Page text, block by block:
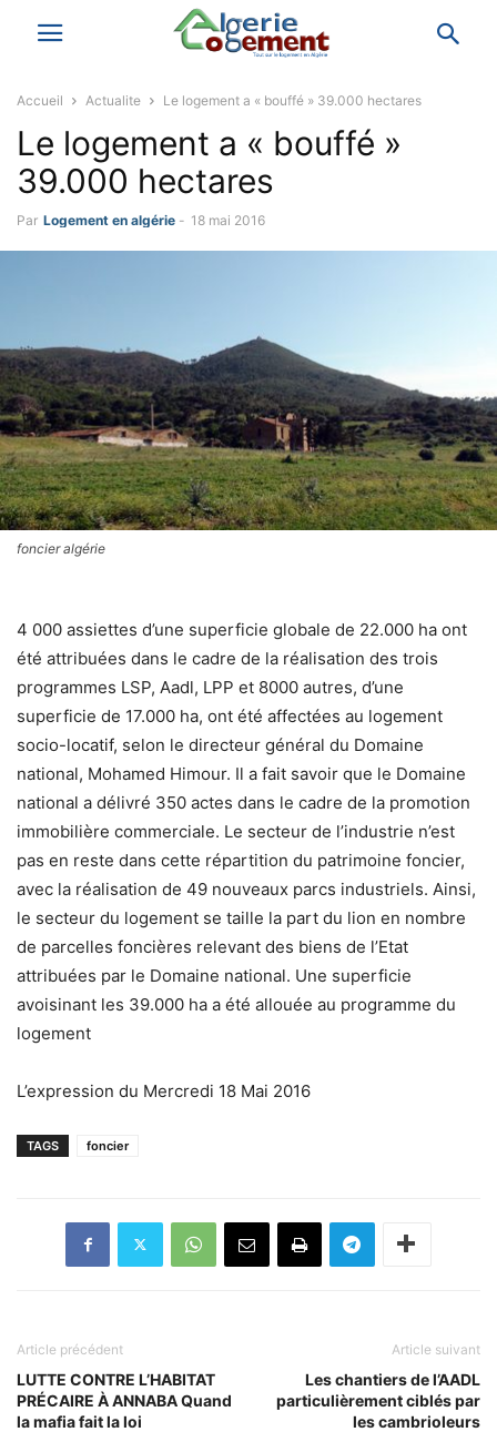
Accueil Actualite Le logement a « bouffé » 39.000 hectares
Le logement a « bouffé »
39.000 hectares
Par Logement en algérie - 18 mai 2016
foncier algérie
4 000 assiettes d’une superficie globale de 22.000 ha ont
été attribuées dans le cadre de la réalisation des trois
programmes LSP, Aadl, LPP et 8000 autres, d’une
superficie de 17.000 ha, ont été affectées au logement
socio-locatif, selon le directeur général du Domaine
national, Mohamed Himour. Il a fait savoir que le Domaine
national a délivré 350 actes dans le cadre de la promotion
immobilière commerciale. Le secteur de l’industrie n’est
pas en reste dans cette répartition du patrimoine foncier,
avec la réalisation de 49 nouveaux parcs industriels. Ainsi,
le secteur du logement se taille la part du lion en nombre
de parcelles foncières relevant des biens de l’Etat
attribuées par le Domaine national. Une superficie
avoisinant les 39.000 ha a été allouée au programme du
logement
L’expression du Mercredi 18 Mai 2016
TAGS foncier
Article précédent
LUTTE CONTRE L’HABITAT
PRÉCAIRE À ANNABA Quand
la mafia fait la loi
Article suivant
Les chantiers de l’AADL
particulièrement ciblés par
les cambrioleurs